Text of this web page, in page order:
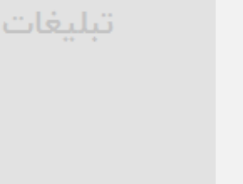
ترجیح عقلانیت ایرانی بر دیدگاه‌های آخرالزمانی